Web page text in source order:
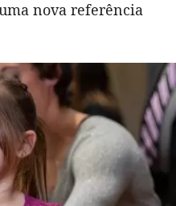
nova referência